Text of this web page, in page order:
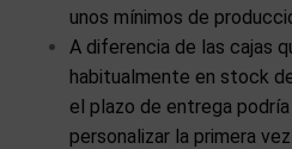
unos mínimos de
A diferencia de las cajas
habitualmente en stock
el plazo de entrega
personalizar la primera vez.